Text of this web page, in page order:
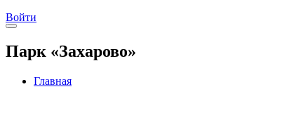
Войти
Парк «Захарово»
Главная